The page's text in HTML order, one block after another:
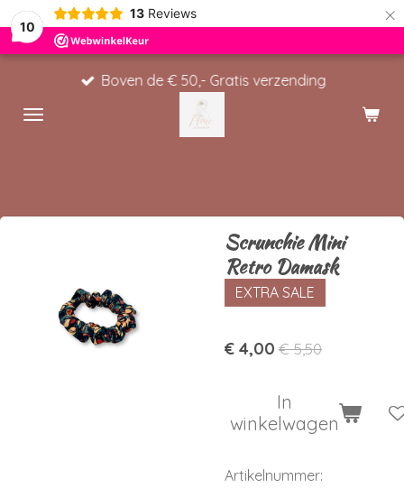
10
13 Reviews ×
Boven de € 50,- Gratis verzending
Scrunchie Mini
Retro Damask
EXTRA SALE
€ 4,00 € 5,50
In
winkelwagen
Artikelnummer: